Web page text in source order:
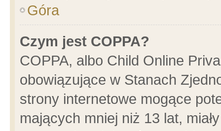
Góra
Czym jest COPPA?
COPPA, albo Child Online
obowiązujące w Stanach
strony internetowe mogące
mających mniej niż 13 lat,